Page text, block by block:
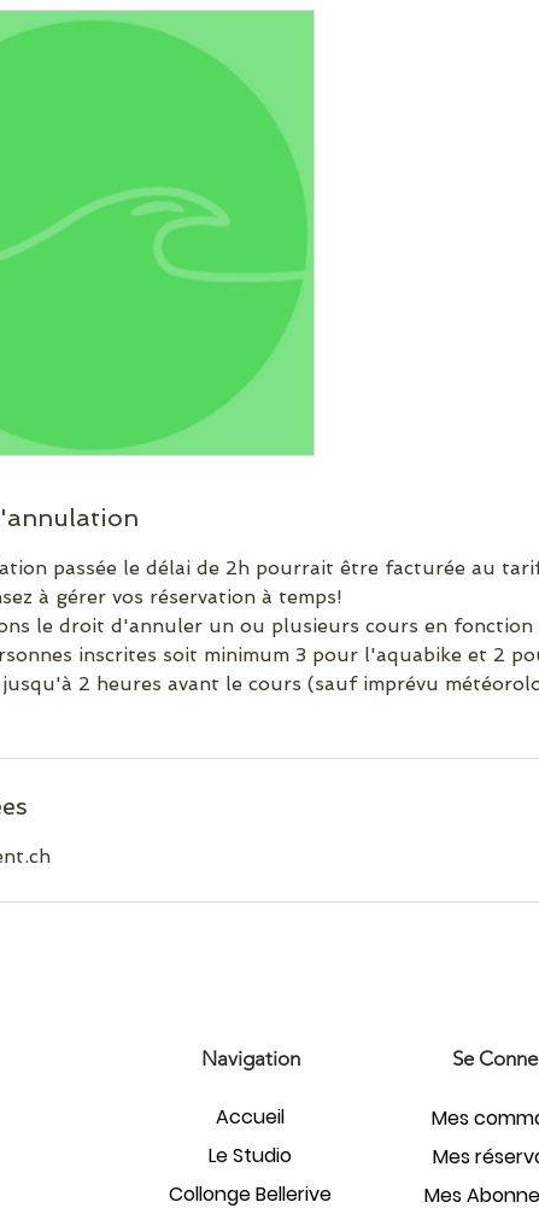
passée le délai de 2h pourrait être facturée au
à gérer vos réservation à temps!
le droit d'annuler un ou plusieurs cours en fonction
inscrites soit minimum 3 pour l'aquabike et 2
2 heures avant le cours (sauf imprévu
Navigation Se
Accueil
Le Studio
Collonge Bellerive
Mes
Mes
Mes